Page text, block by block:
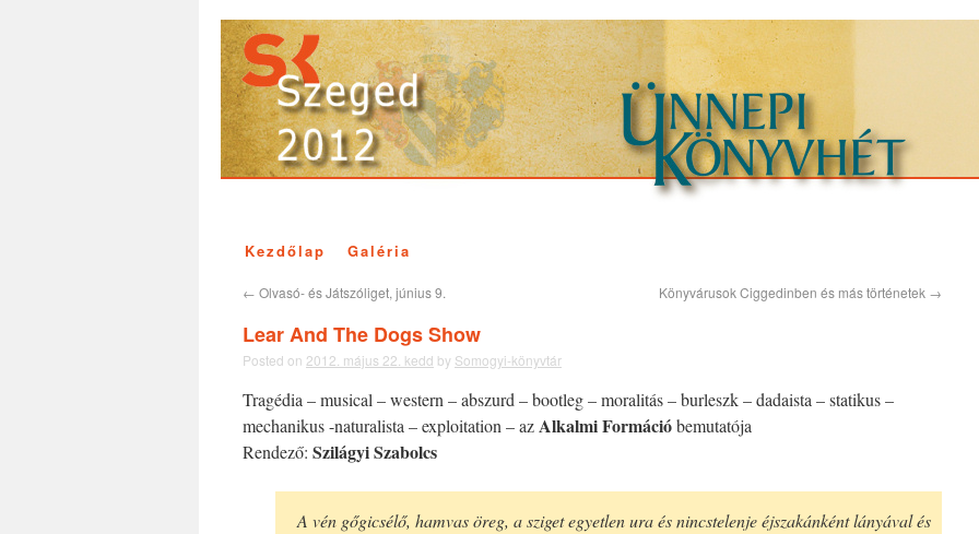
Kezdőlap Galéria
← Olvasó- és Játszóliget, június 9. Könyvárusok Ciggedinben és más történetek →
Lear And The Dogs Show
Posted on 2012. május 22. kedd by Somogyi-könyvtár
Tragédia – musical – western – abszurd – bootleg – moralitás – burleszk – dadaista – statikus –
mechanikus -naturalista – exploitation – azAlkalmi Formációbemutatója
Rendező: Szilágyi Szabolcs
A vén gőgicsélő, hamvas öreg, a sziget egyetlen ura és nincstelenje éjszakánként lányával és